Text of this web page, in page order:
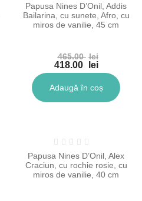
Papusa Nines D’Onil, Addis
Bailarina, cu sunete, Afro, cu
miros de vanilie, 45 cm
465.00 lei
Prețul
inițial
a
fost:
465.00 lei.
418.00
lei
Prețul
curent
este:
418.00 lei.
Adaugă în coș
Papusa Nines D’Onil, Alex
Craciun, cu rochie rosie, cu
miros de vanilie, 40 cm